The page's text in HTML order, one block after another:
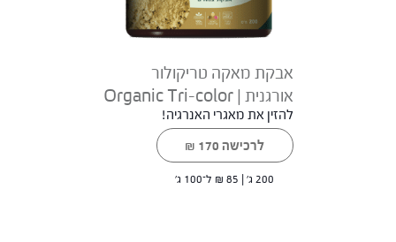
אבקת מאקה טריקולור
אורגנית | Organic Tri-color
Maca powder
להזין את מאגרי האנרגיה!
לרכישה
₪ 170
200 ג' | ₪ 85 ל־100 ג'